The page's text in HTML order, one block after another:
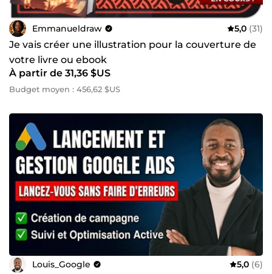
Emmanueldraw 5,0 (31)
Je vais créer une illustration pour la couverture de
votre livre ou ebook
À partir de 31,36 $US
Budget moyen : 456,62 $US
Louis_Google 5,0 (6)